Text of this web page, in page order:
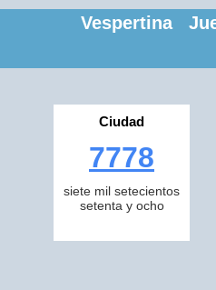
Vespertina
Ciudad
7778
siete mil setecientos
setenta y ocho